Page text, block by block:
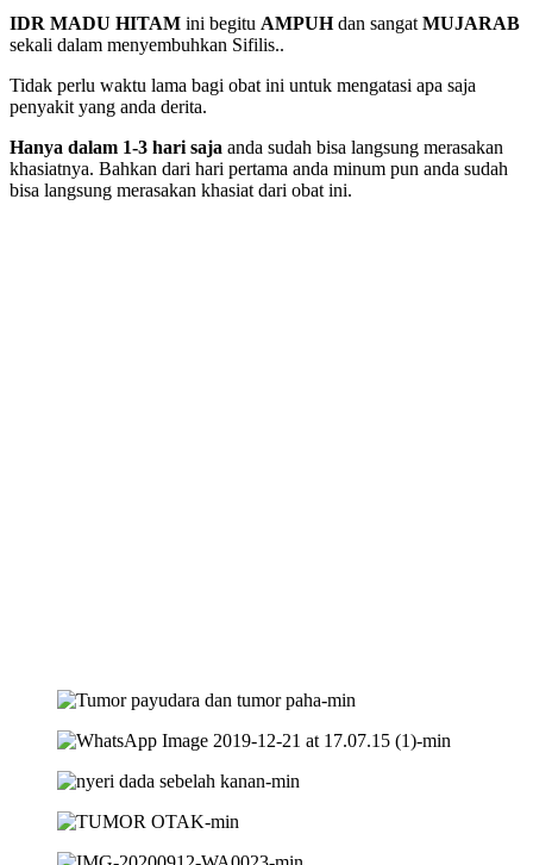
IDR MADU HITAM ini begitu AMPUHdan sangat MUJARAB
sekali dalam menyembuhkan Sifilis..
Tidak perlu waktu lama bagi obat ini untuk mengatasi apa saja
penyakit yang anda derita.
Hanya dalam 1-3 hari saja anda sudah bisa langsung merasakan
khasiatnya. Bahkan dari hari pertama anda minum pun anda sudah
bisa langsung merasakan khasiat dari obat ini.